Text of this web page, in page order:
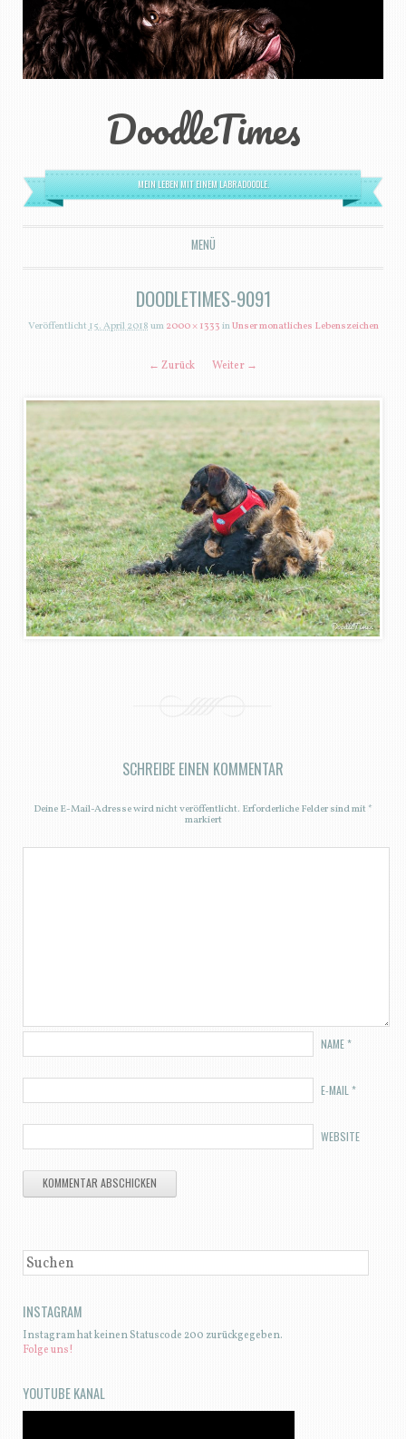
DoodleTimes
MEIN LEBEN MIT EINEM LABRADOODLE.
MENÜ
ZUM INHALT SPRINGEN
DOODLETIMES-9091
Veröffentlicht15. April 2018um2000 × 1333inUnser monatliches Lebenszeichen
← Zurück Weiter →
SCHREIBE EINEN KOMMENTAR
Deine E-Mail-Adresse wird nicht veröffentlicht. Erforderliche Felder sind mit*
markiert
NAME*
E-MAIL *
WEBSITE
SUCHEN
INSTAGRAM
Instagram hat keinen Statuscode 200 zurückgegeben.
Folge uns!
YOUTUBE KANAL